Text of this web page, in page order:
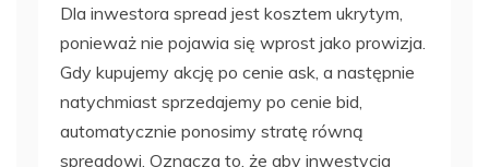
Dla inwestora spread jest kosztem ukrytym,
ponieważ nie pojawia się wprost jako prowizja.
Gdy kupujemy akcję po cenie ask, a następnie
natychmiast sprzedajemy po cenie bid,
automatycznie ponosimy stratę równą
spreadowi. Oznacza to, że aby inwestycja